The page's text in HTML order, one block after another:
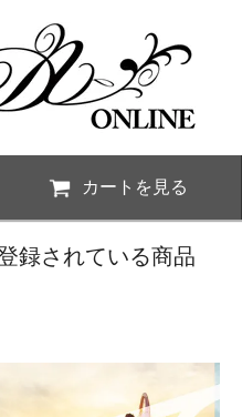
カートを見る
録されている商品